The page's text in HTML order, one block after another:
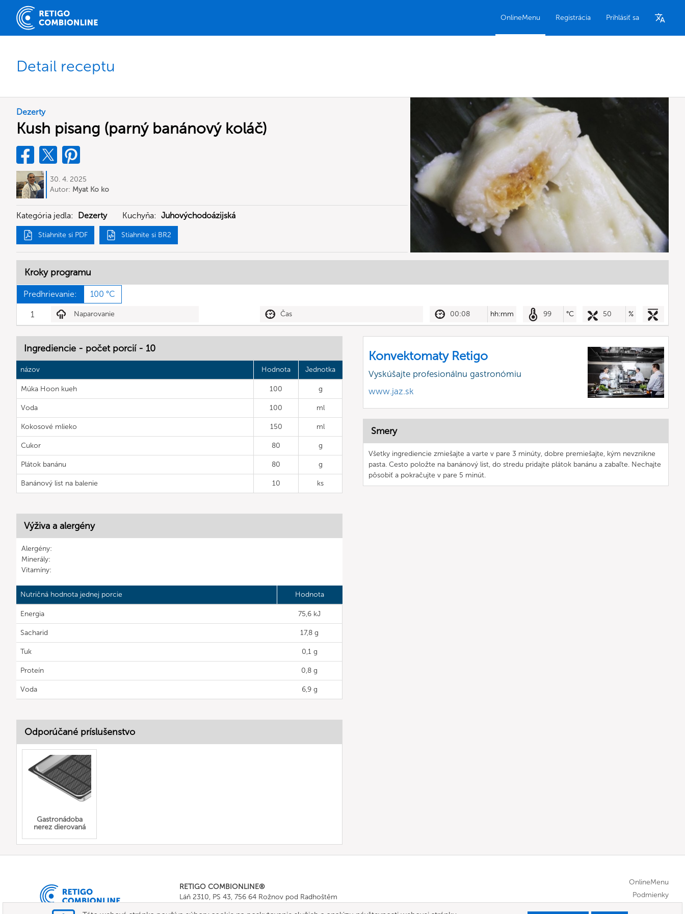
OnlineMenu Registrácia Prihlásiť sa
Detail receptu
Dezerty
Kush pisang (parný banánový koláč)
30. 4. 2025
Autor: Myat Ko ko
Kategória jedla: Dezerty Kuchyňa: Juhovýchodoázijská
Stiahnite si PDF Stiahnite si BR2
Kroky programu
Predhrievanie: 100 °C
1 Naparovanie Čas 00:08 hh:mm 99 °C 50 %
Ingrediencie - počet porcií - 10
názov Hodnota Jednotka
Múka Hoon kueh 100 g
Voda 100 ml
Kokosové mlieko 150 ml
Cukor 80 g
Plátok banánu 80 g
Banánový list na balenie 10 ks
Výživa a alergény
Alergény:
Minerály:
Vitamíny:
Nutričná hodnota jednej porcie Hodnota
Energia 75,6 kJ
Sacharid 17,8 g
Tuk 0,1 g
Proteín 0,8 g
Voda 6,9 g
Konvektomaty Retigo
Vyskúšajte profesionálnu gastronómiu
www.jaz.sk
Smery
Všetky ingrediencie zmiešajte a varte v pare 3 minúty, dobre premiešajte, kým nevznikne
pasta. Cesto položte na banánový list, do stredu pridajte plátok banánu a zabaľte. Nechajte
pôsobiť a pokračujte v pare 5 minút.
Odporúčané príslušenstvo
Gastronádoba
nerez dierovaná
RETIGO COMBIONLINE®
Láň 2310, PS 43, 756 64 Rožnov pod Radhoštěm
OnlineMenu
Podmienky